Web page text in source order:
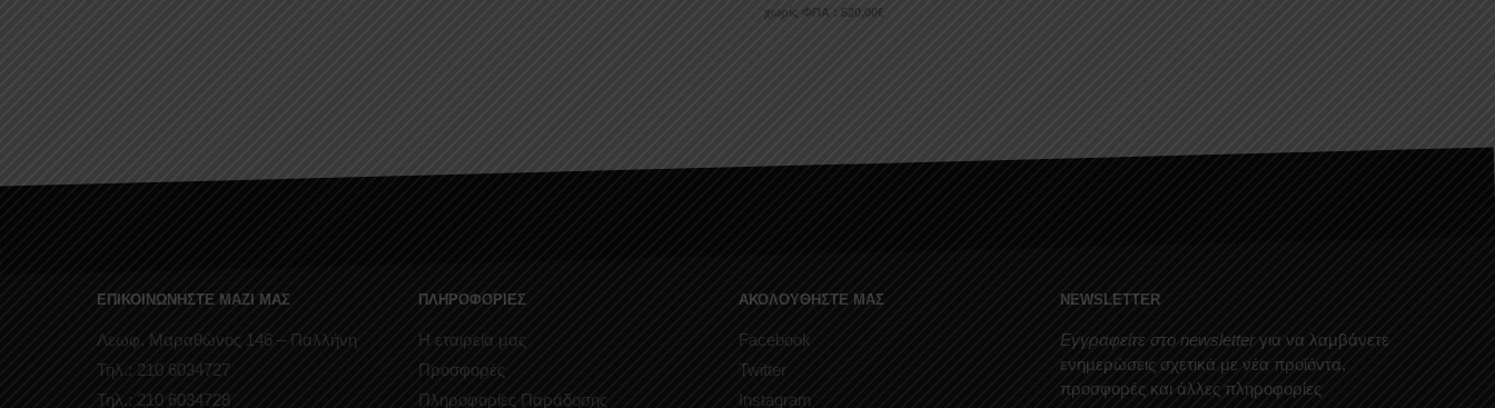
χωρίς ΦΠΑ : 520,00€
ΕΠΙΚΟΙΝΩΝΗΣΤΕ ΜΑΖΙ ΜΑΣ
Λεωφ. Μαραθώνος 146 – Παλλήνη
Τηλ.: 210 6034727
Τηλ.: 210 6034728
ΠΛΗΡΟΦΟΡΙΕΣ
Η εταιρεία μας
Προσφορές
Πληροφορίες Παράδοσης
ΑΚΟΛΟΥΘΗΣΤΕ ΜΑΣ
Facebook
Twitter
Instagram
NEWSLETTER
Εγγραφείτε στο newsletter για να λαμβάνετε
ενημερώσεις σχετικά με νέα προϊόντα,
προσφορές και άλλες πληροφορίες